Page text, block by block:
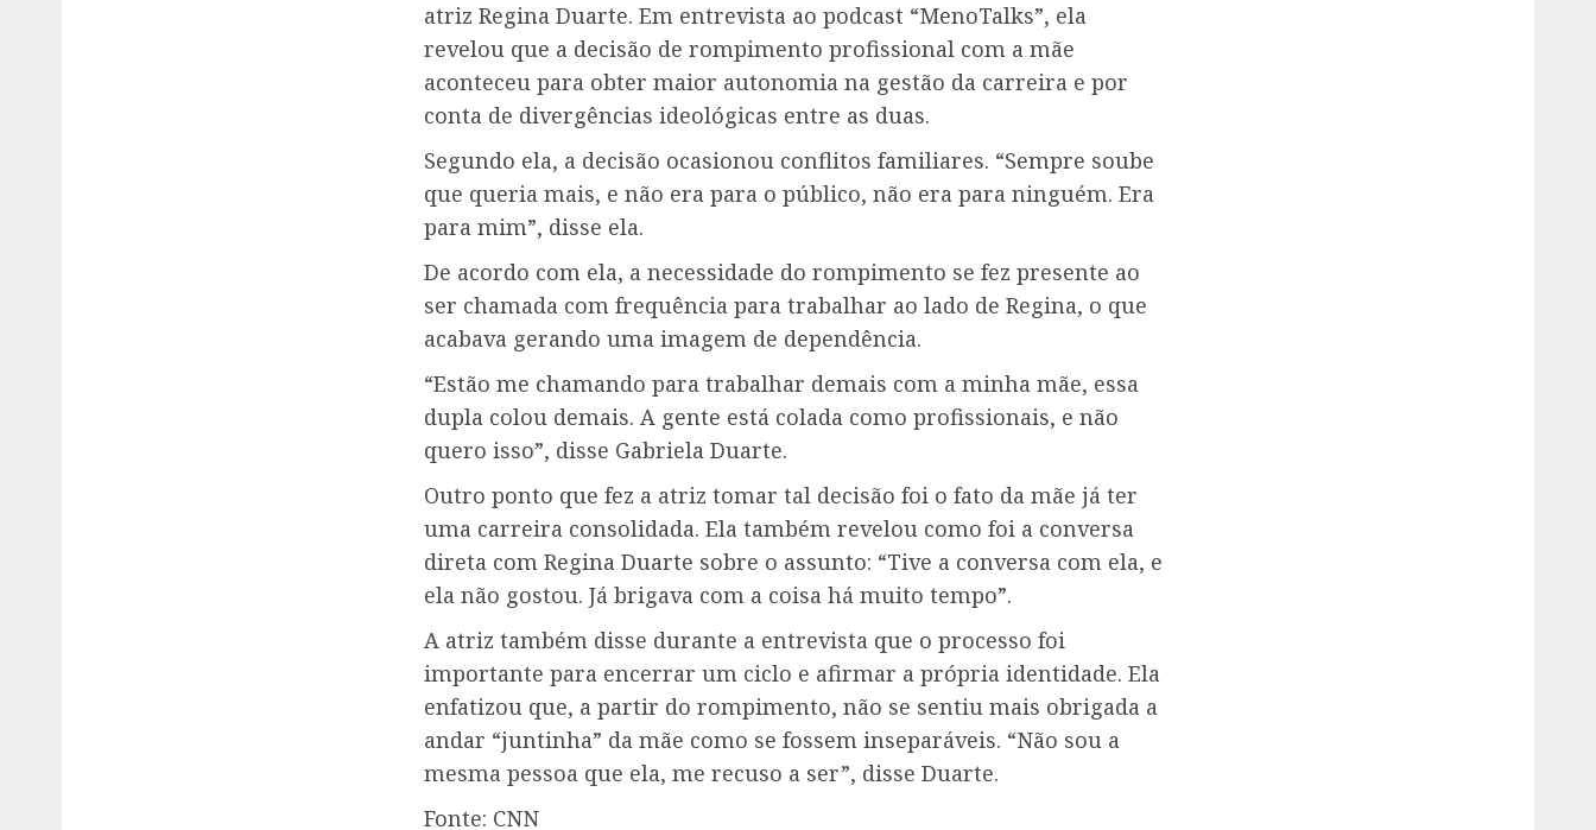
atriz Regina Duarte. Em entrevista ao podcast “MenoTalks”, ela
revelou que a decisão de rompimento profissional com a mãe
aconteceu para obter maior autonomia na gestão da carreira e por
conta de divergências ideológicas entre as duas.
Segundo ela, a decisão ocasionou conflitos familiares. “Sempre soube
que queria mais, e não era para o público, não era para ninguém. Era
para mim”, disse ela.
De acordo com ela, a necessidade do rompimento se fez presente ao
ser chamada com frequência para trabalhar ao lado de Regina, o que
acabava gerando uma imagem de dependência.
“Estão me chamando para trabalhar demais com a minha mãe, essa
dupla colou demais. A gente está colada como profissionais, e não
quero isso”, disse Gabriela Duarte.
Outro ponto que fez a atriz tomar tal decisão foi o fato da mãe já ter
uma carreira consolidada. Ela também revelou como foi a conversa
direta com Regina Duarte sobre o assunto: “Tive a conversa com ela, e
ela não gostou. Já brigava com a coisa há muito tempo”.
A atriz também disse durante a entrevista que o processo foi
importante para encerrar um ciclo e afirmar a própria identidade. Ela
enfatizou que, a partir do rompimento, não se sentiu mais obrigada a
andar “juntinha” da mãe como se fossem inseparáveis. “Não sou a
mesma pessoa que ela, me recuso a ser”, disse Duarte.
Fonte: CNN